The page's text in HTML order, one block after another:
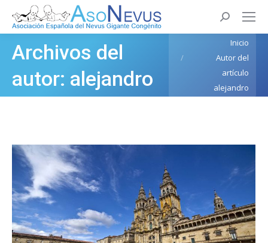
Buscar:
Archivos del
autor: alejandro
Inicio
Autor del
artículo
alejandro